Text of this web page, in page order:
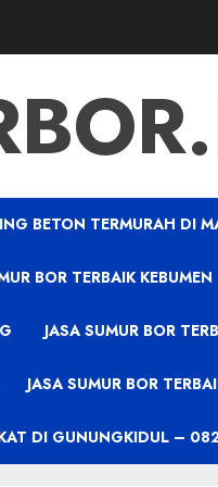
BETON TERMURAH DI
BOR TERBAIK KEBUMEN
JASA SUMUR BOR
JASA SUMUR BOR
DI GUNUNGKIDUL –